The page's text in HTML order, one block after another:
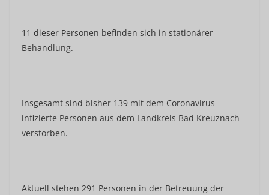
11 dieser Personen befinden sich in stationärer
Behandlung.
Insgesamt sind bisher 139 mit dem Coronavirus
infizierte Personen aus dem Landkreis Bad Kreuznach
verstorben.
Aktuell stehen 291 Personen in der Betreuung der